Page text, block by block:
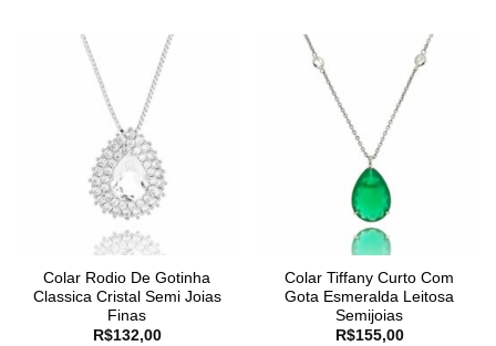
Colar Rodio De Gotinha
Classica Cristal Semi Joias
Finas
R$132,00
Colar Tiffany Curto Com
Gota Esmeralda Leitosa
Semijoias
R$155,00